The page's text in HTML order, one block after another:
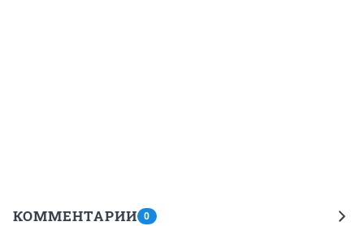
КОММЕНТАРИИ 0